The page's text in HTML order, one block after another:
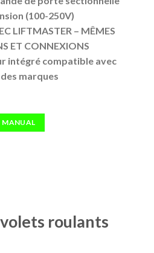
(100-250V)
LIFTMASTER – MÊMES
ET CONNEXIONS
intégré compatible avec
marques
MANUAL
roulants